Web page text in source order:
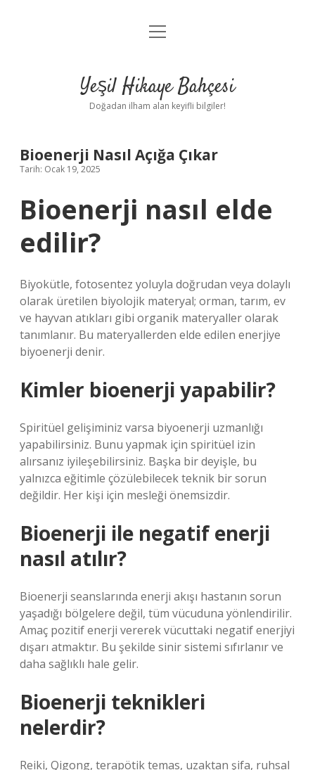
Anasayfa
Yasal Uyarı
menüyü
Yeşil Hikaye Bahçesi
Doğadan ilham alan keyifli bilgiler!
Bioenerji Nasıl Açığa Çıkar
Tarih: Ocak 19, 2025
Bioenerji nasıl elde
edilir?
Biyokütle, fotosentez yoluyla doğrudan veya dolaylı
olarak üretilen biyolojik materyal; orman, tarım, ev
ve hayvan atıkları gibi organik materyaller olarak
tanımlanır. Bu materyallerden elde edilen enerjiye
biyoenerji denir.
Kimler bioenerji yapabilir?
Spiritüel gelişiminiz varsa biyoenerji uzmanlığı
yapabilirsiniz. Bunu yapmak için spiritüel izin
alırsanız iyileşebilirsiniz. Başka bir deyişle, bu
yalnızca eğitimle çözülebilecek teknik bir sorun
değildir. Her kişi için mesleği önemsizdir.
Bioenerji ile negatif enerji
nasıl atılır?
Bioenerji seanslarında enerji akışı hastanın sorun
yaşadığı bölgelere değil, tüm vücuduna yönlendirilir.
Amaç pozitif enerji vererek vücuttaki negatif enerjiyi
dışarı atmaktır. Bu şekilde sinir sistemi sıfırlanır ve
daha sağlıklı hale gelir.
Bioenerji teknikleri
nelerdir?
Reiki, Qigong, terapötik temas, uzaktan şifa, ruhsal